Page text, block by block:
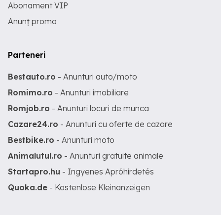
Abonament VIP
Anunț promo
Parteneri
Bestauto.ro - Anunturi auto/moto
Romimo.ro - Anunturi imobiliare
Romjob.ro - Anunturi locuri de munca
Cazare24.ro - Anunturi cu oferte de cazare
Bestbike.ro - Anunturi moto
Animalutul.ro - Anunturi gratuite animale
Startapro.hu - Ingyenes Apróhirdetés
Quoka.de - Kostenlose Kleinanzeigen